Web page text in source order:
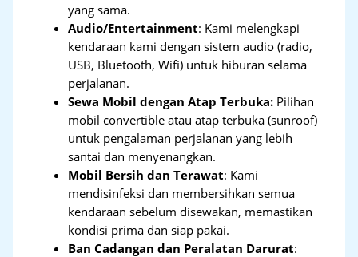
yang sama.
Audio/Entertainment: Kami melengkapi
kendaraan kami dengan sistem audio (radio,
USB, Bluetooth, Wifi) untuk hiburan selama
perjalanan.
Sewa Mobil dengan Atap Terbuka: Pilihan
mobil convertible atau atap terbuka (sunroof)
untuk pengalaman perjalanan yang lebih
santai dan menyenangkan.
Mobil Bersih dan Terawat: Kami
mendisinfeksi dan membersihkan semua
kendaraan sebelum disewakan, memastikan
kondisi prima dan siap pakai.
Ban Cadangan dan Peralatan Darurat: